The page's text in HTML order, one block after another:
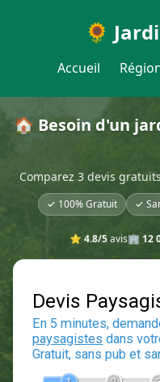
🌻
Accueil
🏠 Besoin d'un
Comparez 3 devis
✓ 100% Gratuit ✓
⭐ 4.8/5avis🏢 12
Devis